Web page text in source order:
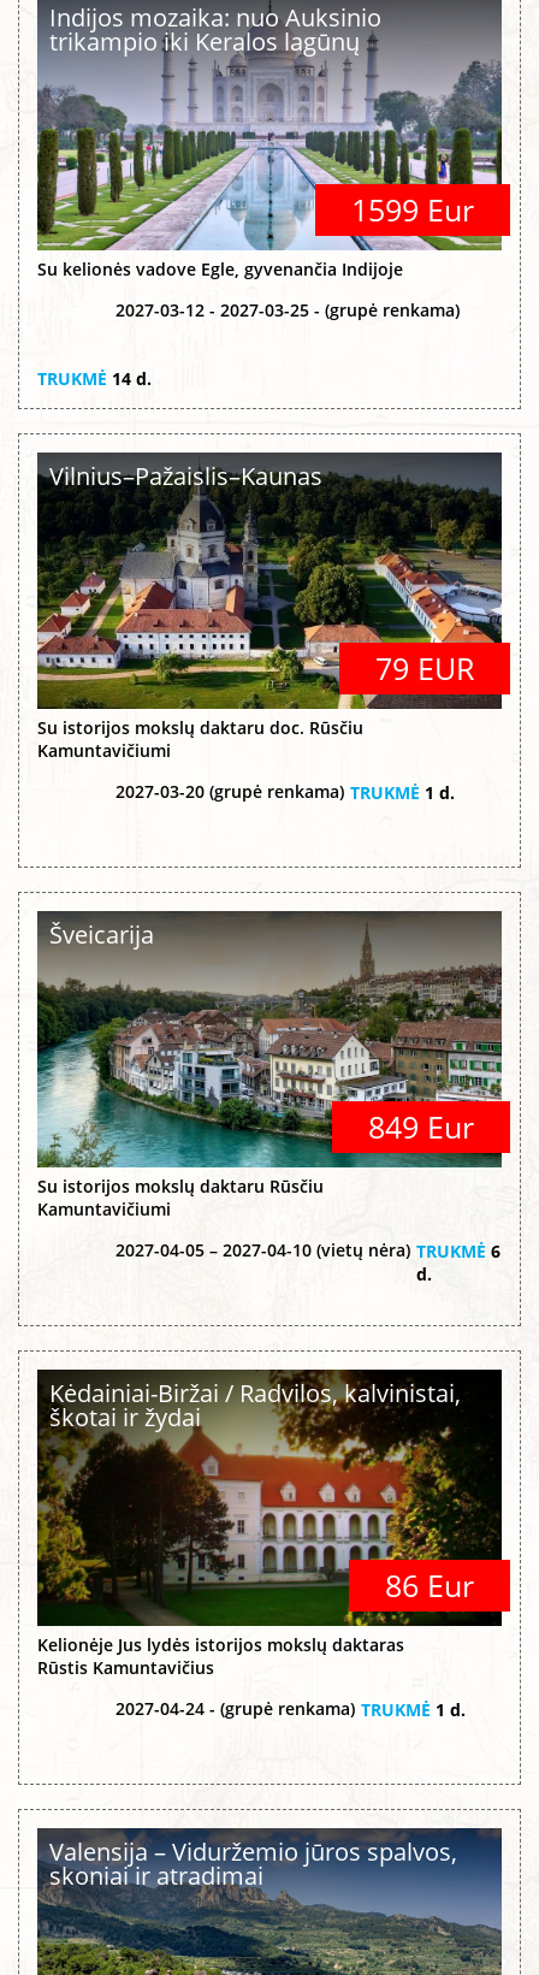
Indijos mozaika: nuo Auksinio
trikampio iki Keralos lagūnų
1599 Eur
Su kelionės vadove Egle, gyvenančia Indijoje
2027-03-12 - 2027-03-25 - (grupė renkama)
TRUKMĖ 14 d.
Vilnius–Pažaislis–Kaunas
79 EUR
Su istorijos mokslų daktaru doc. Rūsčiu
Kamuntavičiumi
2027-03-20 (grupė renkama) TRUKMĖ 1 d.
Šveicarija
849 Eur
Su istorijos mokslų daktaru Rūsčiu
Kamuntavičiumi
2027-04-05 – 2027-04-10 (vietų nėra) TRUKMĖ 6
d.
Kėdainiai-Biržai / Radvilos, kalvinistai,
škotai ir žydai
86 Eur
Kelionėje Jus lydės istorijos mokslų daktaras
Rūstis Kamuntavičius
2027-04-24 - (grupė renkama) TRUKMĖ 1 d.
Valensija – Viduržemio jūros spalvos,
skoniai ir atradimai